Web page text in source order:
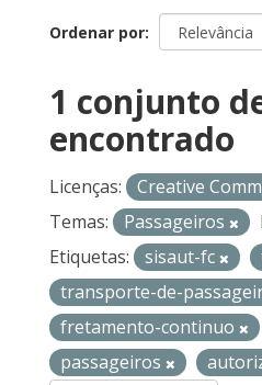
Ordenar por
1 conjunto
encontrado
Licenças:
Creative
Temas:
Passageiros
Etiquetas:
sisaut-fc
transporte-de-
fretamento-continuo
passageiros